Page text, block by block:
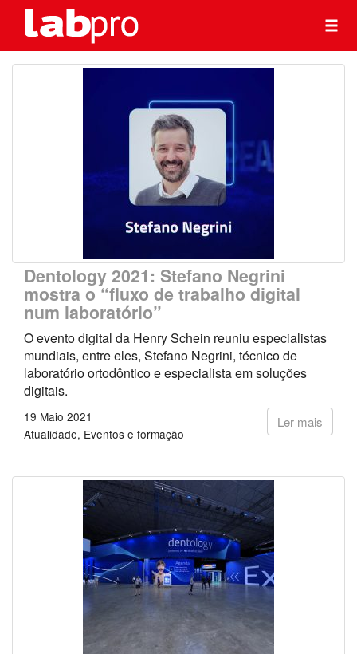
Dentology 2021: Stefano Negrini
mostra o “fluxo de trabalho digital
num laboratório”
O evento digital da Henry Schein reuniu especialistas
mundiais, entre eles, Stefano Negrini, técnico de
laboratório ortodôntico e especialista em soluções
digitais.
Ler mais
19 Maio 2021
Atualidade Eventos e formação